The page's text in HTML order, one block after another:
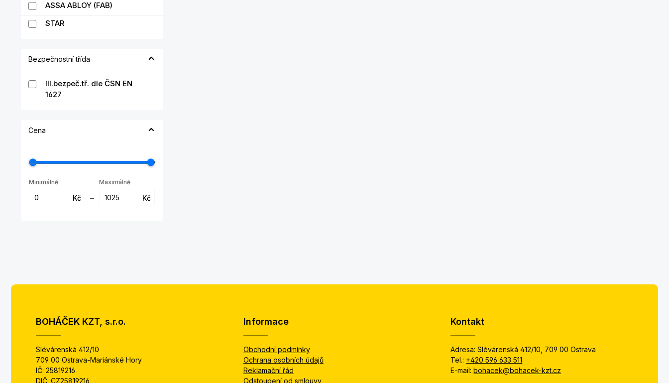
ASSA ABLOY (FAB)
STAR
Bezpečnostní třída
III.bezpeč.tř. dle ČSN EN
1627
Cena
Minimálně
Kč –
Maximálně
Kč
BOHÁČEK KZT, s.r.o.
Slévárenská 412/10
709 00 Ostrava-Mariánské Hory
IČ: 25819216
DIČ: CZ25819216
Informace
Obchodní podmínky
Ochrana osobních údajů
Reklamační řád
Odstoupení od smlouvy
Kontakt
Adresa: Slévárenská 412/10, 709 00 Ostrava
Tel.: +420 596 633 511
E-mail:bohacek@bohacek-kzt.cz